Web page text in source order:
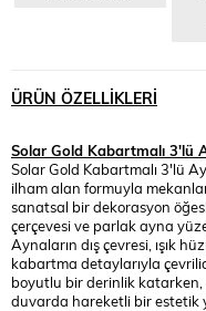
ÜRÜN ÖZELLIKLERI
Solar Gold Kabartmalı 3'lü
Solar Gold Kabartmalı 3'lü
ilham alan formuyla
sanatsal bir dekorasyon
çerçevesi ve parlak ayna
Aynaların dış çevresi, ışık
kabartma detaylarıyla
boyutlu bir derinlik katarken,
duvarda hareketli bir estetik